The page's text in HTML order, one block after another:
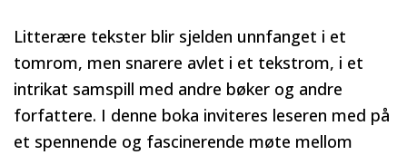
Litterære tekster blir sjelden unnfanget i et
tomrom, men snarere avlet i et tekstrom, i et
intrikat samspill med andre bøker og andre
forfattere. I denne boka inviteres leseren med på
et spennende og fascinerende møte mellom